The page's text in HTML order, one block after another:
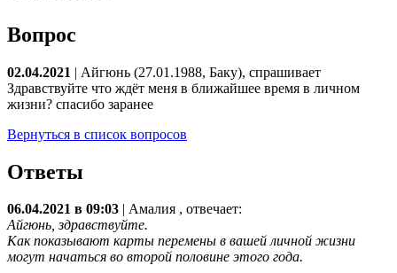
Вопрос
02.04.2021 | Айгюнь (27.01.1988, Баку), спрашивает
Здравствуйте что ждёт меня в ближайшее время в личном
жизни? спасибо заранее
Вернуться в список вопросов
Ответы
06.04.2021 в 09:03 Амалия , отвечает:
Айгюнь, здравствуйте.
Как показывают карты перемены в вашей личной жизни
могут начаться во второй половине этого года.